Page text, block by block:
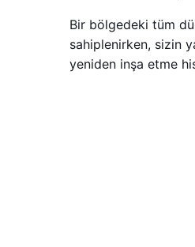
Bir bölgedeki tüm
sahiplenirken, sizin
yeniden inşa etme